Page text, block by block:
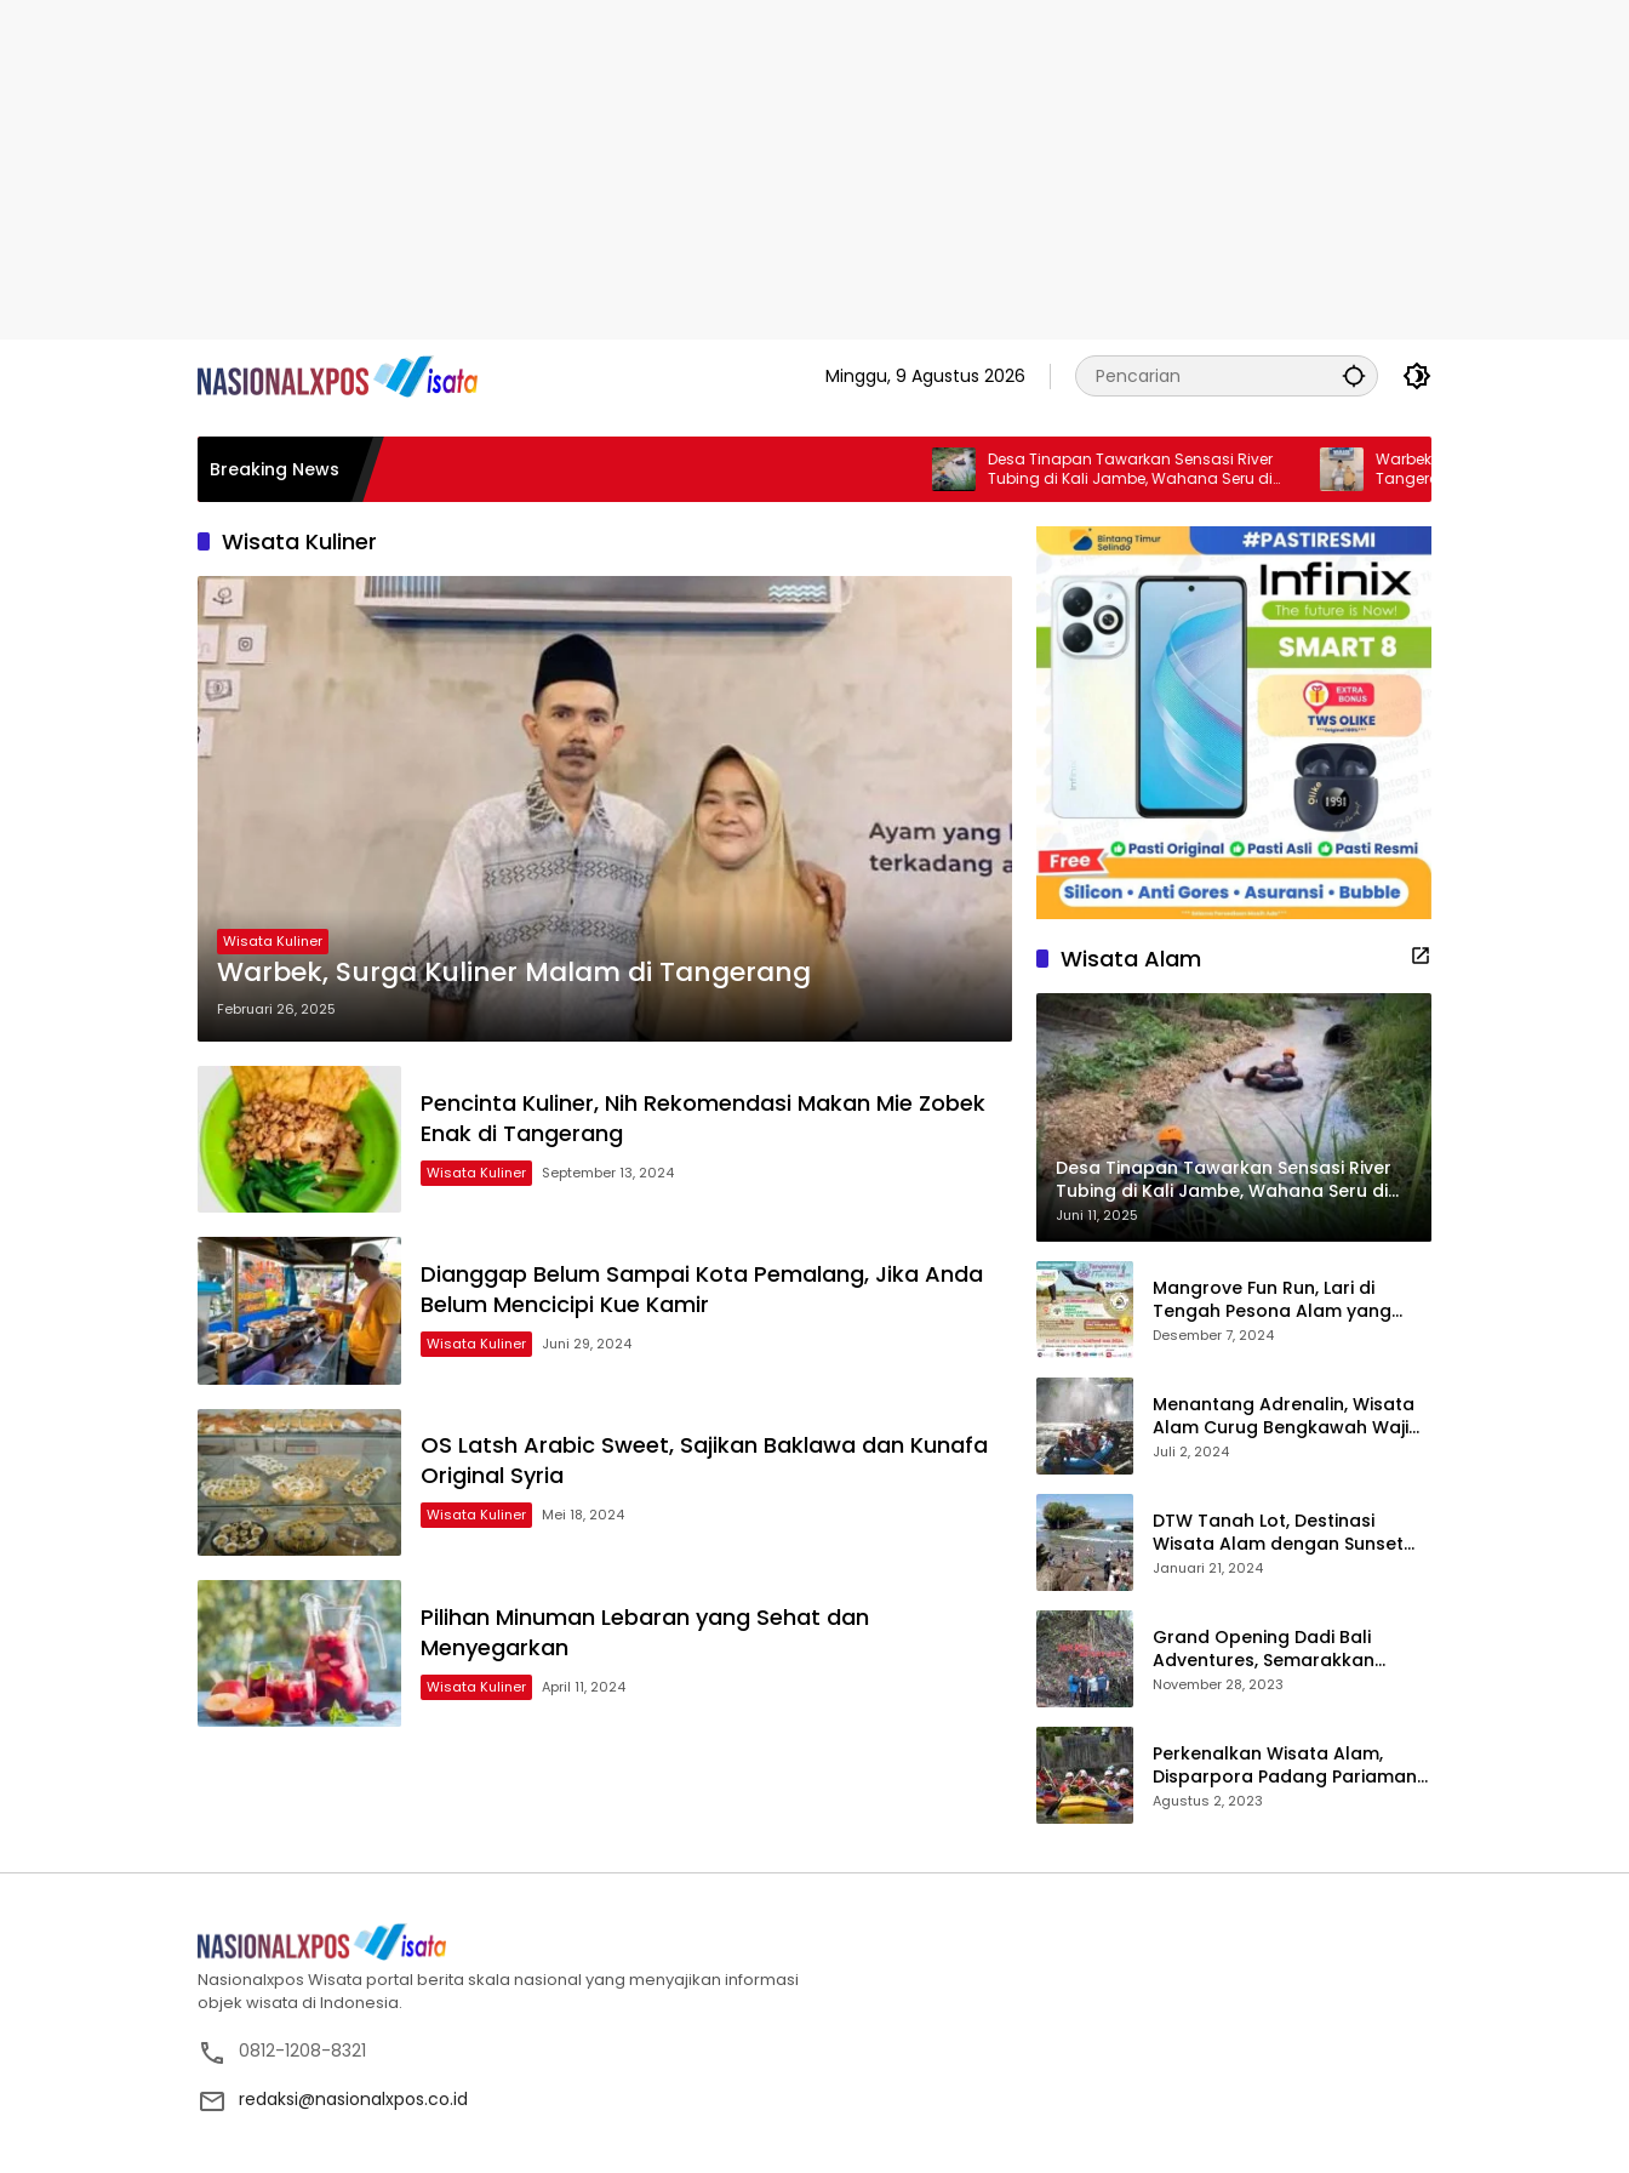
Minggu, 9 Agustus 2026
Breaking News
Desa Tinapan Tawarkan Sensasi River
Tubing di Kali Jambe, Wahana Seru di
Wisata Banyu Bening Blora
Warbek, Surga Kuliner Malam di
Tangerang
Wisata Kuliner
Wisata Kuliner
Warbek, Surga Kuliner Malam di Tangerang
Februari 26, 2025
Pencinta Kuliner, Nih Rekomendasi Makan Mie Zobek
Enak di Tangerang
Wisata Kuliner September 13, 2024
Dianggap Belum Sampai Kota Pemalang, Jika Anda
Belum Mencicipi Kue Kamir
Wisata Kuliner Juni 29, 2024
OS Latsh Arabic Sweet, Sajikan Baklawa dan Kunafa
Original Syria
Wisata Kuliner Mei 18, 2024
Pilihan Minuman Lebaran yang Sehat dan
Menyegarkan
Wisata Kuliner April 11, 2024
Wisata Alam
Desa Tinapan Tawarkan Sensasi River
Tubing di Kali Jambe, Wahana Seru di
Wisata Banyu Bening Blora
Juni 11, 2025
Mangrove Fun Run, Lari di
Tengah Pesona Alam yang
Memikat
Desember 7, 2024
Menantang Adrenalin, Wisata
Alam Curug Bengkawah Wajib
Kamu Kunjungi
Juli 2, 2024
DTW Tanah Lot, Destinasi
Wisata Alam dengan Sunset
yang Menawan
Januari 21, 2024
Grand Opening Dadi Bali
Adventures, Semarakkan
Wisata Alam Pedesaan di
November 28, 2023
Perkenalkan Wisata Alam,
Disparpora Padang Pariaman
Gelar Festival Arung Jeram
Agustus 2, 2023
Nasionalxpos Wisata portal berita skala nasional yang menyajikan informasi
objek wisata di Indonesia.
0812-1208-8321
redaksi@nasionalxpos.co.id